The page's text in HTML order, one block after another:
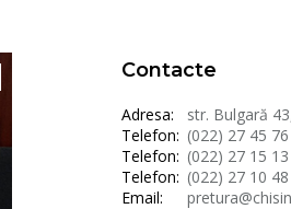
Contacte
Adresa:
str. Bulgară
Telefon: (022) 27 45
Telefon: (022) 27 15 13
Telefon: (022) 27 10 48
Email: